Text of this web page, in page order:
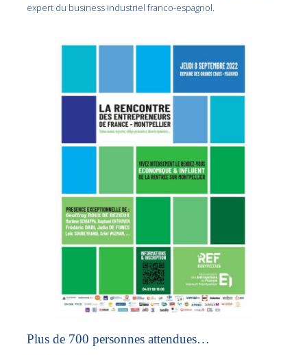
expert du business industriel franco-espagnol.
Plus de 700 personnes attendues…